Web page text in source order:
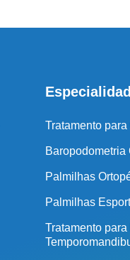
Tratamento
Baropodometria
Palmilhas
Palmilhas
Tratamento